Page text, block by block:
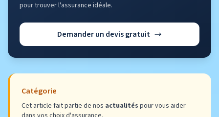
pour trouver l'assurance idéale.
Demander un devis gratuit
Catégorie
Cet article fait partie de nos actualités pour vous aider